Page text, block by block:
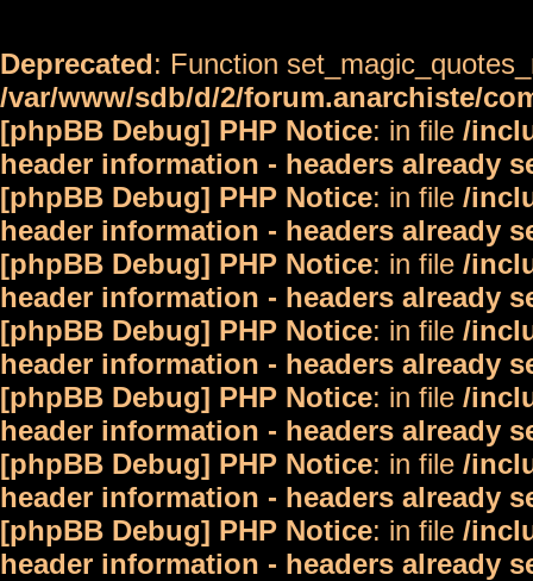
Deprecated: Function
/var/www/sdb/d/2/forum.anarchiste/
[phpBB Debug] PHP Notice: in file /
header information - headers already
[phpBB Debug] PHP Notice: in file /
header information - headers already
[phpBB Debug] PHP Notice: in file /
header information - headers already
[phpBB Debug] PHP Notice: in file /
header information - headers already
[phpBB Debug] PHP Notice: in file /
header information - headers already
[phpBB Debug] PHP Notice: in file /
header information - headers already
[phpBB Debug] PHP Notice: in file /
header information - headers already